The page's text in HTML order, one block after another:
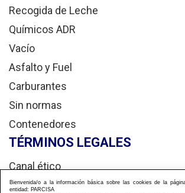
Recogida de Leche
Químicos ADR
Vacío
Asfalto y Fuel
Carburantes
Sin normas
Contenedores
TÉRMINOS LEGALES
Canal ético
Aviso legal
Bienvenida/o a la información básica sobre las cookies de la
entidad: PARCISA